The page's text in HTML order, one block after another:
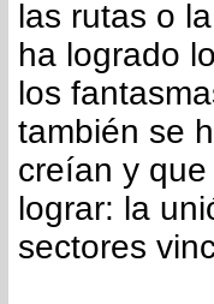
las rutas o
ha logrado
los
también se
creían y
lograr: la
sectores